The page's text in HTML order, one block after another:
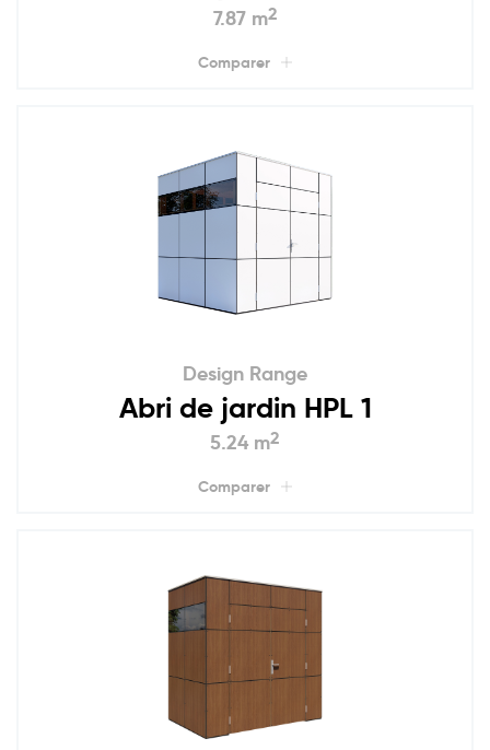
7.87 m2
Comparer
Design Range
Abri de jardin HPL 1
5.24 m2
Comparer